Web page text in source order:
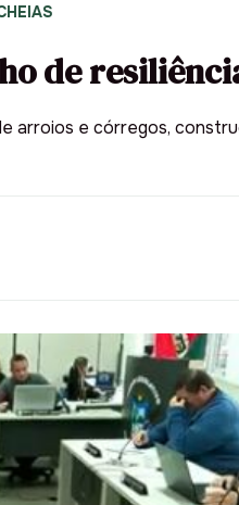
de
arroios e córregos,